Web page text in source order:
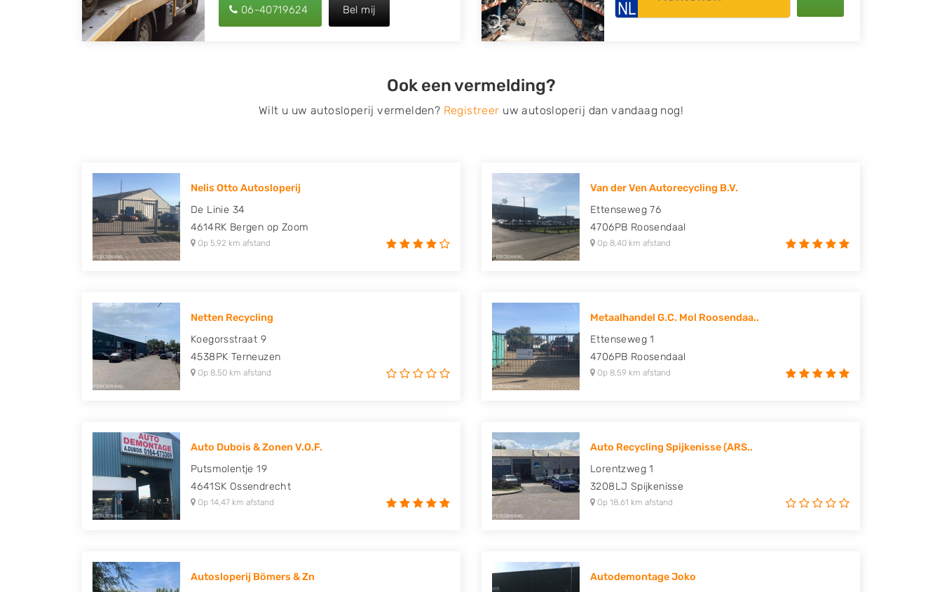
U kunt er ook voor kiezen om direct uw sloopauto te verkopen en op te
laten halen door de Sloopauto Ophaaldienst van Autosloperijen.nl. Wij
onderdelen offerte aanvragen? Dat kan via de Onderdelenlijn! Vul uw
kenteken in en druk op verzenden.
Honda, Hyundai, Kia, Mazda, Mercedes Benz, Mitsubishi, Nissan, Opel,
Peugeot, Porsche, Renault, Seat, Skoda, Suzuki, Tesla, Toyota,
Volkswagen en Volvo.
06-40719624 Bel mij
Ook een vermelding?
Wilt u uw autosloperij vermelden? Registreer uw autosloperij dan vandaag nog!
Nelis Otto Autosloperij
De Linie 34
4614RK Bergen op Zoom
Op 5,92 km afstand
Van der Ven Autorecycling B.V.
Ettenseweg 76
4706PB Roosendaal
Op 8,40 km afstand
Netten Recycling
Koegorsstraat 9
4538PK Terneuzen
Op 8,50 km afstand
Metaalhandel G.C. Mol Roosendaa..
Ettenseweg 1
4706PB Roosendaal
Op 8,59 km afstand
Auto Dubois & Zonen V.O.F.
Putsmolentje 19
4641SK Ossendrecht
Op 14,47 km afstand
Auto Recycling Spijkenisse (ARS..
Lorentzweg 1
3208LJ Spijkenisse
Op 18,61 km afstand
Autosloperij Bömers & Zn
Autodemontage Joko